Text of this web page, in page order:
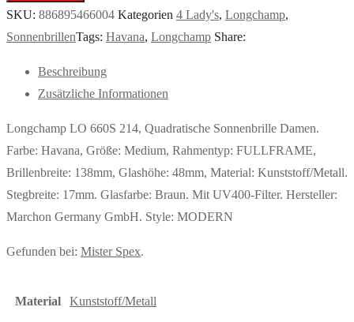
SKU: 886895466004 Kategorien 4 Lady's, Longchamp,
SonnenbrillenTags: Havana, Longchamp Share:
Beschreibung
Zusätzliche Informationen
Longchamp LO 660S 214, Quadratische Sonnenbrille Damen.
Farbe: Havana, Größe: Medium, Rahmentyp: FULLFRAME,
Brillenbreite: 138mm, Glashöhe: 48mm, Material: Kunststoff/Metall.
Stegbreite: 17mm. Glasfarbe: Braun. Mit UV400-Filter. Hersteller:
Marchon Germany GmbH. Style: MODERN
Gefunden bei: Mister Spex.
Material Kunststoff/Metall